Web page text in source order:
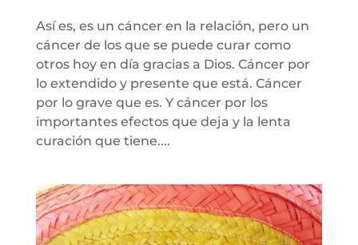
Así es, es un cáncer en la relación, pero un
cáncer de los que se puede curar como
otros hoy en día gracias a Dios. Cáncer por
lo extendido y presente que está. Cáncer
por lo grave que es. Y cáncer por los
importantes efectos que deja y la lenta
curación que tiene....